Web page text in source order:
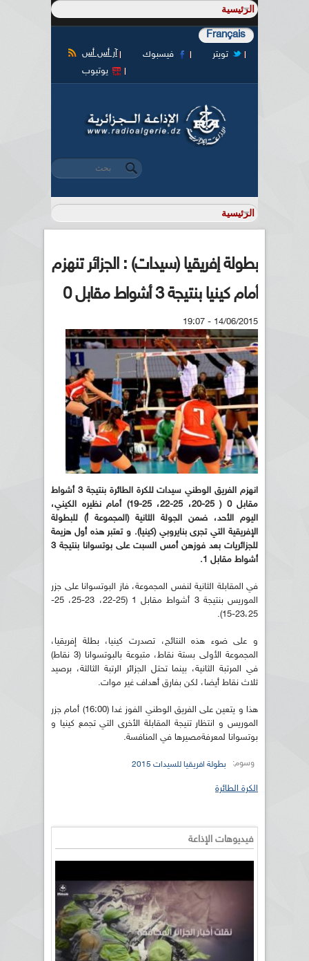
Français
آر أس أس فيسبوك
تويتر
يوتيوب
استمارة البحث
‏بحث ‏
بطولة إفريقيا (سيدات) : الجزائر تنهزم
أمام كينيا بنتيجة 3 أشواط مقابل 0
14/06/2015 - 19:07
انهزم الفريق الوطني سيدات للكرة الطائرة بنتيجة 3 أشواط
مقابل 0 ( 25-20، 25-22، 25-19) أمام نظيره الكيني،
اليوم الأحد، ضمن الجولة الثانية (المجموعة أ) للبطولة
الإفريقية التي تجرى بنايروبي (كينيا). و تعتبر هذه أول هزيمة
للجزائريات بعد فوزهن أمس السبت على بوتسوانا بنتيجة 3
أشواط مقابل 1.
في المقابلة الثانية لنفس المجموعة، فاز البوتسوانا على جزر
الموريس بنتيجة 3 أشواط مقابل 1 (25-22، 23-25، 25-
23،25-15).
و على ضوء هذه النتائج، تصدرت كينيا، بطلة إفريقيا،
المجموعة الأولى بستة نقاط، متبوعة بالبوتسوانا (3 نقاط)
في المرتبة الثانية، بينما تحتل الجزائر الرتبة الثالثة، برصيد
ثلاث نقاط أيضا، لكن بفارق أهداف غير موات.
هذا و يتعين على الفريق الوطني الفوز غدا (16:00) أمام جزر
الموريس و انتظار تنيجة المقابلة الأخرى التي تجمع كينيا و
بوتسوانا لمعرفةمصيرها في المنافسة.
وسوم: بطولة افريقيا للسيدات 2015
الكرة الطائرة
فيديوهات الإذاعة